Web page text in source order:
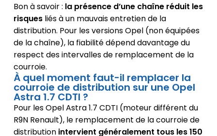
Bon à savoir : la présence d’une chaîne réduit les
risquesliés à un mauvais entretien de la
distribution. Pour les versions Opel (non équipées
de la chaîne), la fiabilité dépend davantage du
respect des intervalles de remplacement de la
courroie.
À quel moment faut-il remplacer la
courroie de distribution sur une Opel
Astra 1.7 CDTI ?
Pour les Opel Astra 1.7 CDTI (moteur différent du
R9N Renault), le remplacement de la courroie de
distribution intervient généralement tous les 150